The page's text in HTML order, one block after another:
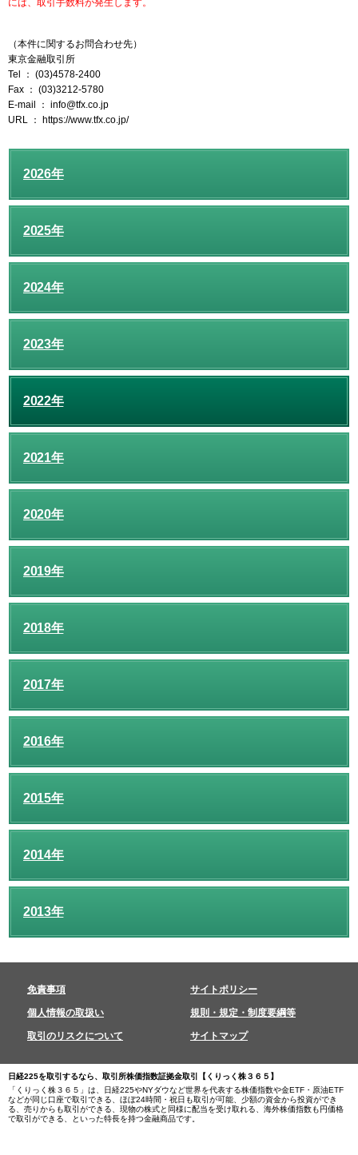
には、取引手数料が発生します。
（本件に関するお問合わせ先）
東京金融取引所
Tel ： (03)4578-2400
Fax ： (03)3212-5780
E-mail ： info@tfx.co.jp
URL ： https://www.tfx.co.jp/
2026年
2025年
2024年
2023年
2022年
2021年
2020年
2019年
2018年
2017年
2016年
2015年
2014年
2013年
免責事項 サイトポリシー
個人情報の取扱い 規則・規定・制度要綱等
取引のリスクについて サイトマップ
日経225を取引するなら、取引所株価指数証拠金取引【くりっく株３６５】
「くりっく株３６５」は、日経225やNYダウなど世界を代表する株価指数や金ETF・原油ETF
などが同じ口座で取引できる、ほぼ24時間・祝日も取引が可能、少額の資金から投資ができ
る、売りからも取引ができる、現物の株式と同様に配当を受け取れる、海外株価指数も円価格
で取引ができる、といった特長を持つ金融商品です。